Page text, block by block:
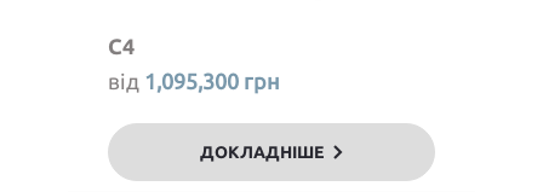
C4
від 1,095,300 грн
ДОКЛАДНІШЕ